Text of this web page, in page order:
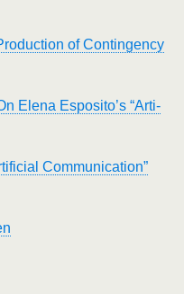
of Con­tin­gen­cy
Ele­na Esposito’s “Arti­
Com­mu­ni­ca­ti­on”